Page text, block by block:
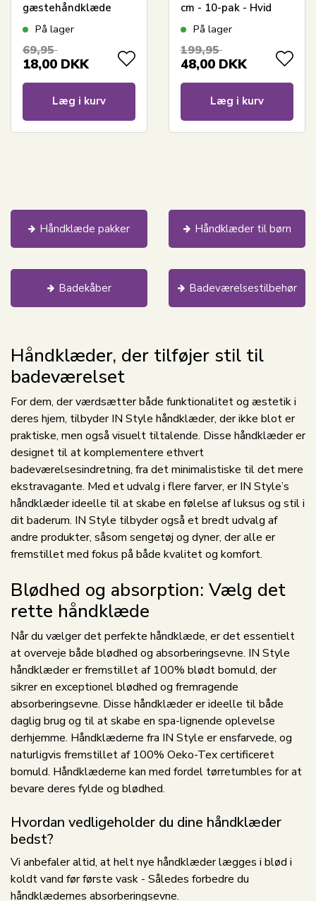
gæstehåndklæde
30x50 cm - Hvid
På lager
69,95
18,00 DKK
Læg i kurv
cm - 10-pak - Hvid
På lager
199,95
48,00 DKK
Læg i kurv
Håndklæde pakker Håndklæder til børn
Badekåber Badeværelsestilbehør
Håndklæder, der tilføjer stil til
badeværelset
For dem, der værdsætter både funktionalitet og æstetik i
deres hjem, tilbyder IN Style håndklæder, der ikke blot er
praktiske, men også visuelt tiltalende. Disse håndklæder er
designet til at komplementere ethvert
badeværelsesindretning, fra det minimalistiske til det mere
ekstravagante. Med et udvalg i flere farver, er IN Style’s
håndklæder ideelle til at skabe en følelse af luksus og stil i
dit baderum. IN Style tilbyder også et bredt udvalg af
andre produkter, såsom sengetøj og dyner, der alle er
fremstillet med fokus på både kvalitet og komfort.
Blødhed og absorption: Vælg det
rette håndklæde
Når du vælger det perfekte håndklæde, er det essentielt
at overveje både blødhed og absorberingsevne. IN Style
håndklæder er fremstillet af 100% blødt bomuld, der
sikrer en exceptionel blødhed og fremragende
absorberingsevne. Disse håndklæder er ideelle til både
daglig brug og til at skabe en spa-lignende oplevelse
derhjemme. Håndklæderne fra IN Style er ensfarvede, og
naturligvis fremstillet af 100% Oeko-Tex certificeret
bomuld. Håndklæderne kan med fordel tørretumbles for at
bevare deres fylde og blødhed.
Hvordan vedligeholder du dine håndklæder
bedst?
Vi anbefaler altid, at helt nye håndklæder lægges i blød i
koldt vand før første vask - Således forbedre du
håndklædernes absorberingsevne.